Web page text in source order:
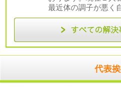
最近体の調子が悪く